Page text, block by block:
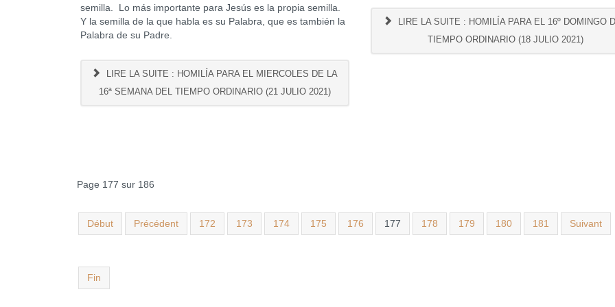
semilla. Lo más importante para Jesús es la propia semilla.
Y la semilla de la que habla es su Palabra, que es también la
Palabra de su Padre.
LIRE LA SUITE : HOMILÍA PARA EL MIERCOLES DE LA
16ª SEMANA DEL TIEMPO ORDINARIO (21 JULIO 2021)
LIRE LA SUITE : HOMILÍA PARA EL 16º DOMINGO
TIEMPO ORDINARIO (18 JULIO 2021)
Page 177 sur 186
Début Précédent 172 173 174 175 176 177 178 179 180 181 Suivant
Fin